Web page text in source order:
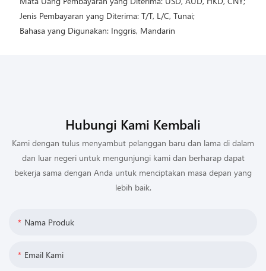
Jenis Pembayaran yang Diterima: T/T, L/C, Tunai;
Bahasa yang Digunakan: Inggris, Mandarin
Hubungi Kami Kembali
Kami dengan tulus menyambut pelanggan baru dan lama di dalam
dan luar negeri untuk mengunjungi kami dan berharap dapat
bekerja sama dengan Anda untuk menciptakan masa depan yang
lebih baik.
Nama Produk
Email Kami